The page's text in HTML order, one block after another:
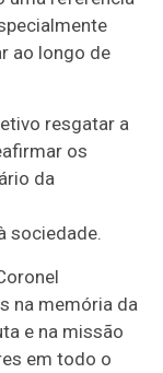
ao longo de
resgatar a
os
da
sociedade.
na memória da
e na missão
em todo o